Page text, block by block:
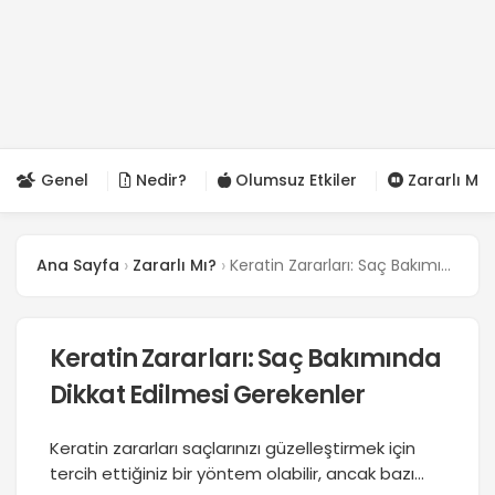
Genel Nedir? Olumsuz Etkiler Zararlı Mı?
Ana Sayfa Zararlı Mı? Keratin Zararları: Saç Bakımında Dikkat Edilmesi Gerekenler
Keratin Zararları: Saç Bakımında
Dikkat Edilmesi Gerekenler
Keratin zararları saçlarınızı güzelleştirmek için
tercih ettiğiniz bir yöntem olabilir, ancak bazı